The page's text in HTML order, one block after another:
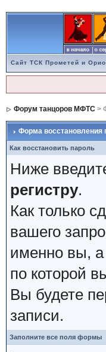
Сайт ТСК Прометей и
Форум танцоров МФТС>
Форма восстановления
Как восстановить пароль
Ниже
регистру.
Как только
вашего
именно вы, а
по которой
Вы будете
записи.
Заполните все поля формы